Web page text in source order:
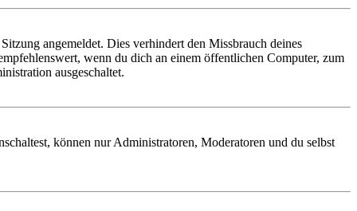
angemeldet. Dies verhindert den Missbrauch deines
wenn du dich an einem öffentlichen Computer, zum
ausgeschaltet.
können nur Administratoren, Moderatoren und du selbst